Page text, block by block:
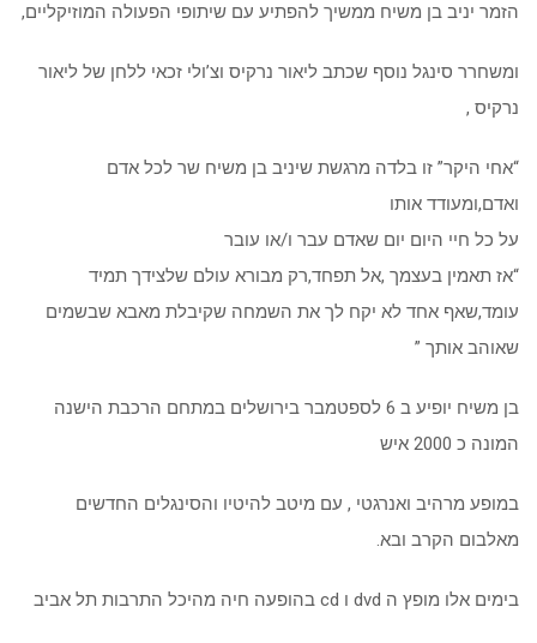
הזמר יניב בן משיח ממשיך להפתיע עם שיתופי הפעולה המוזיקליים,
ומשחרר סינגל נוסף שכתב ליאור נרקיס וצ’ולי זכאי ללחן של ליאור
נרקיס ,
“אחי היקר” זו בלדה מרגשת שיניב בן משיח שר לכל אדם
ואדם,ומעודד אותו
על כל חיי היום יום שאדם עבר ו/או עובר
“אז תאמין בעצמך ,אל תפחד,רק מבורא עולם שלצידך תמיד
עומד,שאף אחד לא יקח לך את השמחה שקיבלת מאבא שבשמים
שאוהב אותך ”
בן משיח יופיע ב 6 לספטמבר בירושלים במתחם הרכבת הישנה
המונה כ 2000 איש
במופע מרהיב ואנרגטי , עם מיטב להיטיו והסינגלים החדשים
מאלבום הקרב ובא.
בימים אלו מופץ ה dvd ו cd בהופעה חיה מהיכל התרבות תל אביב